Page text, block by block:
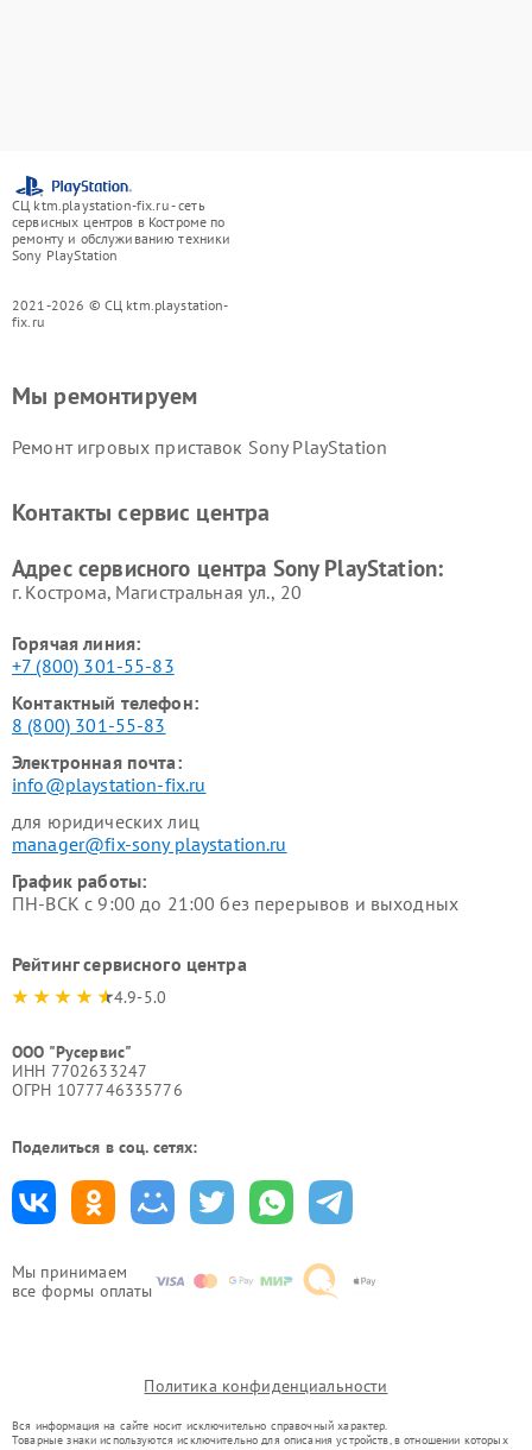
СЦ ktm.playstation-fix.ru - сеть
сервисных центров в Костроме по
ремонту и обслуживанию техники
Sony PlayStation
2021-2026 © СЦ ktm.playstation-
fix.ru
Мы принимаем
все формы оплаты
Мы ремонтируем
Ремонт игровых приставок Sony PlayStation
Контакты сервис центра
Адрес сервисного центра Sony PlayStation:
г. Кострома, Магистральная ул., 20
Горячая линия:
+7 (800) 301-55-83
Контактный телефон:
8 (800) 301-55-83
Электронная почта:
info@playstation-fix.ru
для юридических лиц
manager@fix-sony playstation.ru
График работы:
ПН-ВСК с 9:00 до 21:00 без перерывов и выходных
Рейтинг сервисного центра
4.9-5.0
ООО "Русервис"
ИНН 7702633247
ОГРН 1077746335776
Поделиться в соц. сетях:
Политика конфиденциальности
Вся информация на сайте носит исключительно справочный характер.
Товарные знаки используются исключительно для описания устройств, в отношении которых